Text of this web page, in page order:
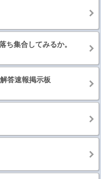
ち集合してみるか。
答速報掲示板